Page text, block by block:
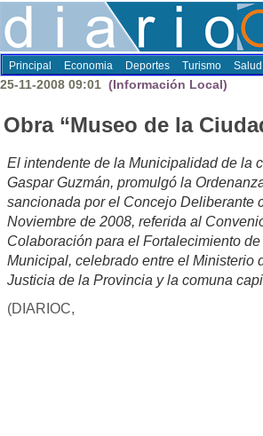
Principal Economia Deportes Turismo Salud
25-11-2008 09:01 (Información Local)
Obra “Museo de la
El intendente de la Municipalidad de la
Gaspar Guzmán, promulgó la
sancionada por el Concejo Deliberante
Noviembre de 2008, referida al
Colaboración para el Fortalecimiento
Municipal, celebrado entre el Ministerio
Justicia de la Provincia y la comuna
(DIARIOC,